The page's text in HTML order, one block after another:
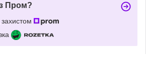
Пром?